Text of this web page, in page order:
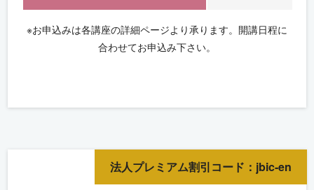
※お申込みは各講座の詳細ページより承ります。開講日程に
合わせてお申込み下さい。
法人プレミアム割引コード：jbic-en